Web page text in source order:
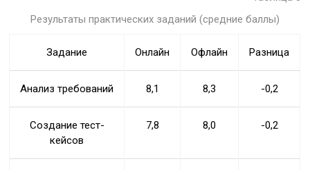
Результаты практических заданий (средние баллы)
Задание Онлайн Офлайн Разница
Анализ требований 8,1 8,3 -0,2
Создание тест-
кейсов
7,8 8,0 -0,2